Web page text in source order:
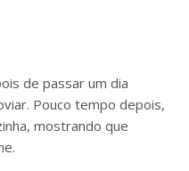
de passar um dia
Pouco tempo depois,
mostrando que